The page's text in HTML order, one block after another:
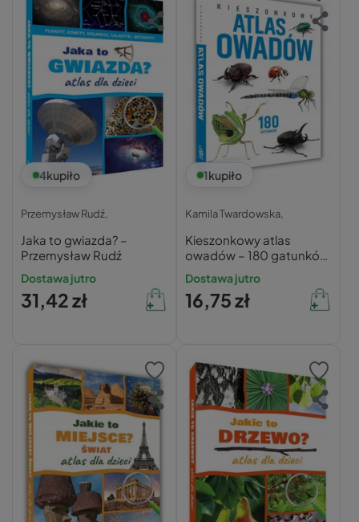
4kupiło
Przemysław Rudź,
Jaka to gwiazda? –
Przemysław Rudź
Dostawa jutro
31,42 zł
1kupiło
Kamila Twardowska,
Kieszonkowy atlas
owadów – 180 gatunków
– Kamila Twardowska
Dostawa jutro
16,75 zł